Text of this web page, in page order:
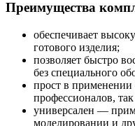
Преимущества
обеспечивает
готового изделия;
позволяет быстро
без специального
прост в
профессионалов,
универсален —
моделировании и